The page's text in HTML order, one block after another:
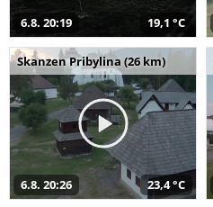
6.8. 20:19 19,1 °C
Skanzen Pribylina (26 km)
6.8. 20:26 23,4 °C